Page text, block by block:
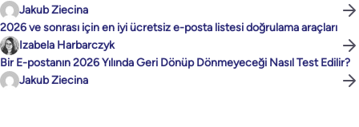
Jakub Ziecina
2026 ve sonrası için en iyi ücretsiz e-posta listesi doğrulama araçları
Izabela Harbarczyk
Bir E-postanın 2026 Yılında Geri Dönüp Dönmeyeceği Nasıl Test Edilir?
Jakub Ziecina